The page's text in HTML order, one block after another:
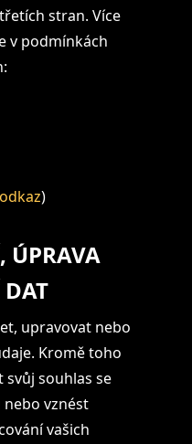
stran. Více
v podmínkách
odkaz)
ÚPRAVA
upravovat nebo
Kromě toho
souhlas se
vznést
vašich